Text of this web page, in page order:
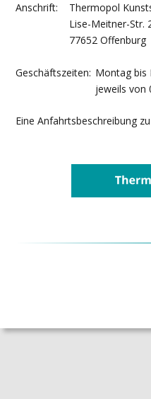
Anschrift:
Thermopol
Lise-Meitner-Str.
77652 Offenburg
Geschäftszeiten: Montag bis
jeweils von
Eine Anfahrtsbeschreibung